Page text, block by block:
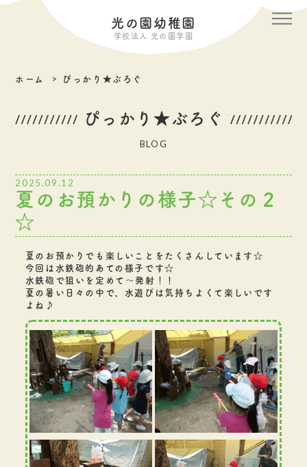
光の園幼稚園
学校法人 光の園学園
メニ
ホーム ぴっかり★ぶろぐ
ぴっかり★ぶろぐ
BLOG
2025.09.12
夏のお預かりの様子☆その２
☆
夏のお預かりでも楽しいことをたくさんしています☆
今回は水鉄砲的あての様子です☆
水鉄砲で狙いを定めて～発射！！
夏の暑い日々の中で、水遊びは気持ちよくて楽しいです
よね♪